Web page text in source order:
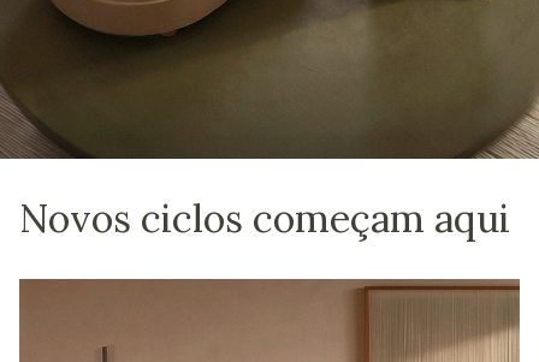
Novos ciclos começam aqui